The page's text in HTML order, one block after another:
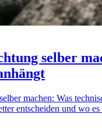
selber
machen: Was
entscheiden und wo